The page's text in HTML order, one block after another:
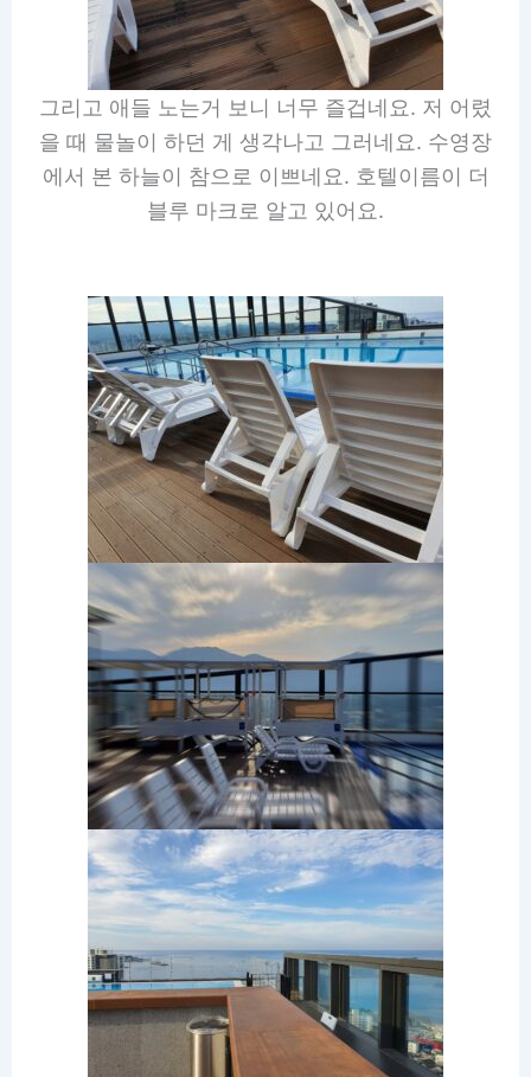
그리고 애들 노는거 보니 너무 즐겁네요. 저 어렸
을 때 물놀이 하던 게 생각나고 그러네요. 수영장
에서 본 하늘이 참으로 이쁘네요. 호텔이름이 더
블루 마크로 알고 있어요.